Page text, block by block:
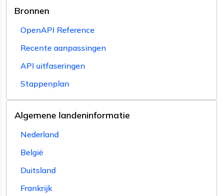
Bronnen
OpenAPI Reference
Recente aanpassingen
API uitfaseringen
Stappenplan
Algemene landeninformatie
Nederland
België
Duitsland
Frankrijk